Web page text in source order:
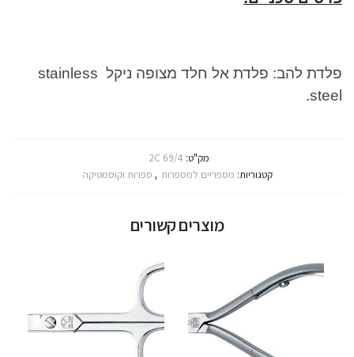
פלדת להב: פלדת אל חלד מצופה ניקל stainless
steel.
מק"ט: 2C 69/4
קטגוריות: מספריים למספרות , ספרות וקוסמטיקה
מוצרים קשורים